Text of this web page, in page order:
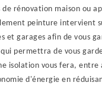
de rénovation maison ou
peinture intervient
et garages afin de vous
permettra de vous
isolation vous fera, entre
d'énergie en